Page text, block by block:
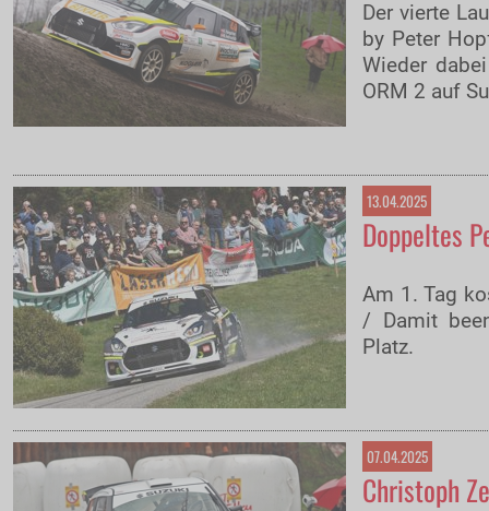
Der vierte
by Peter
Wieder
ORM 2 auf
13.04.2025
Doppeltes
Am 1. Tag
/ Damit
Platz.
07.04.2025
Christoph